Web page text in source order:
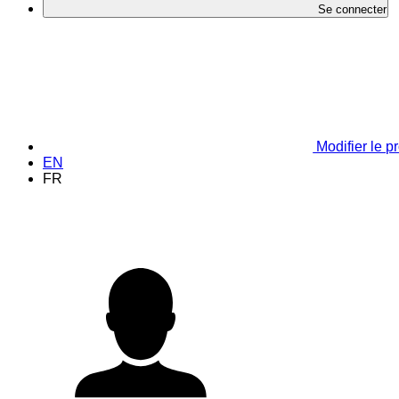
Se connecter
Modifier le
EN
FR